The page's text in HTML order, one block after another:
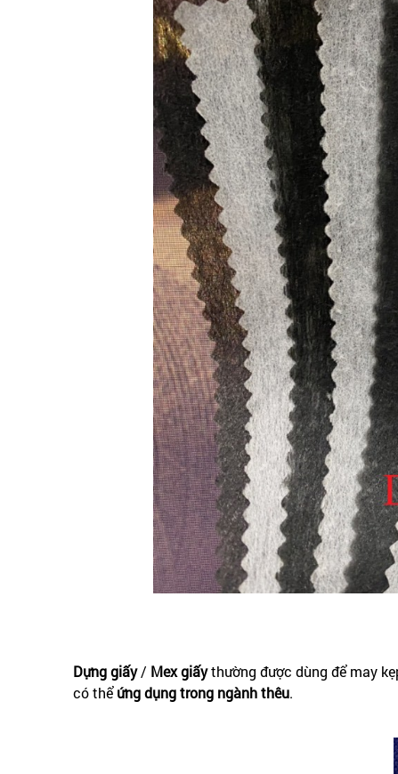
Dựng giấy/ Mex giấythường được dùng để may
có thểứng dụng trong ngành thêu.